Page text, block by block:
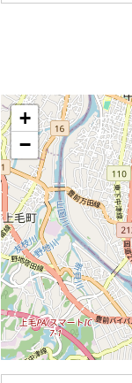
+
−